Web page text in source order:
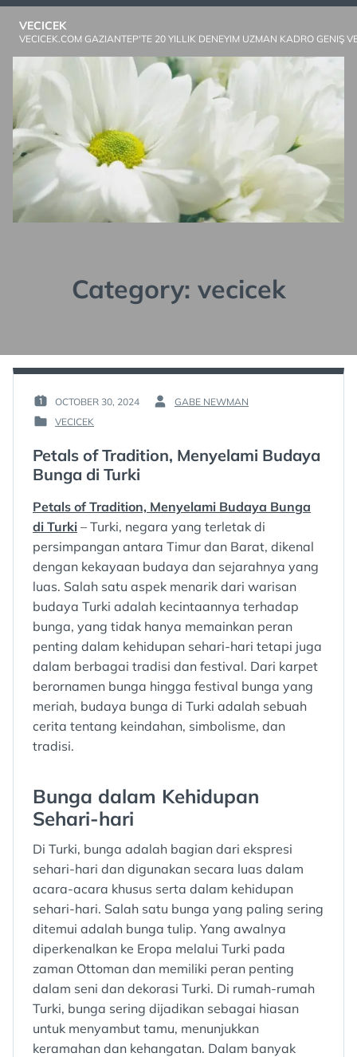
Skip
VECICEK
VECICEK.COM GAZIANTEP'TE 20 YILLIK DENEYIM UZMAN KADRO GENIŞ
Category: vecicek
POSTED
ON
OCTOBER 30, 2024
BY
GABE NEWMAN
POSTED
VECICEK
Petals of Tradition, Menyelami Budaya
Bunga di Turki
Petals of Tradition, Menyelami Budaya Bunga
di Turki – Turki, negara yang terletak di
persimpangan antara Timur dan Barat, dikenal
dengan kekayaan budaya dan sejarahnya yang
luas. Salah satu aspek menarik dari warisan
budaya Turki adalah kecintaannya terhadap
bunga, yang tidak hanya memainkan peran
penting dalam kehidupan sehari-hari tetapi juga
dalam berbagai tradisi dan festival. Dari karpet
berornamen bunga hingga festival bunga yang
meriah, budaya bunga di Turki adalah sebuah
cerita tentang keindahan, simbolisme, dan
tradisi.
Bunga dalam Kehidupan
Sehari-hari
Di Turki, bunga adalah bagian dari ekspresi
sehari-hari dan digunakan secara luas dalam
acara-acara khusus serta dalam kehidupan
sehari-hari. Salah satu bunga yang paling sering
ditemui adalah bunga tulip. Yang awalnya
diperkenalkan ke Eropa melalui Turki pada
zaman Ottoman dan memiliki peran penting
dalam seni dan dekorasi Turki. Di rumah-rumah
Turki, bunga sering dijadikan sebagai hiasan
untuk menyambut tamu, menunjukkan
keramahan dan kehangatan. Dalam banyak